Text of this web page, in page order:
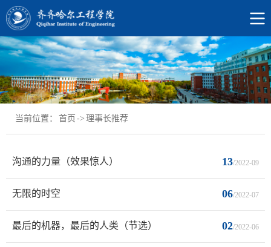
当前位置： 首页 -> 理事长推荐
13/2022-09
沟通的力量（效果惊人）
06/2022-07
无限的时空
02/2022-06
最后的机器，最后的人类（节选）